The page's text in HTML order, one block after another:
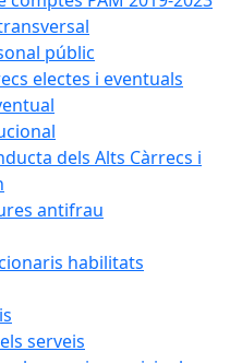
públic
electes i eventuals
dels Alts Càrrecs i
antifrau
habilitats
serveis